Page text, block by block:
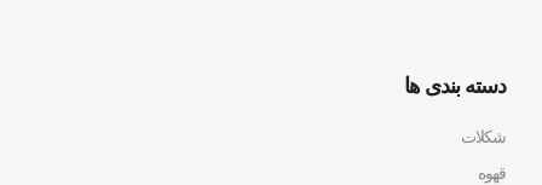
دسته بندی ها
شکلات
قهوه